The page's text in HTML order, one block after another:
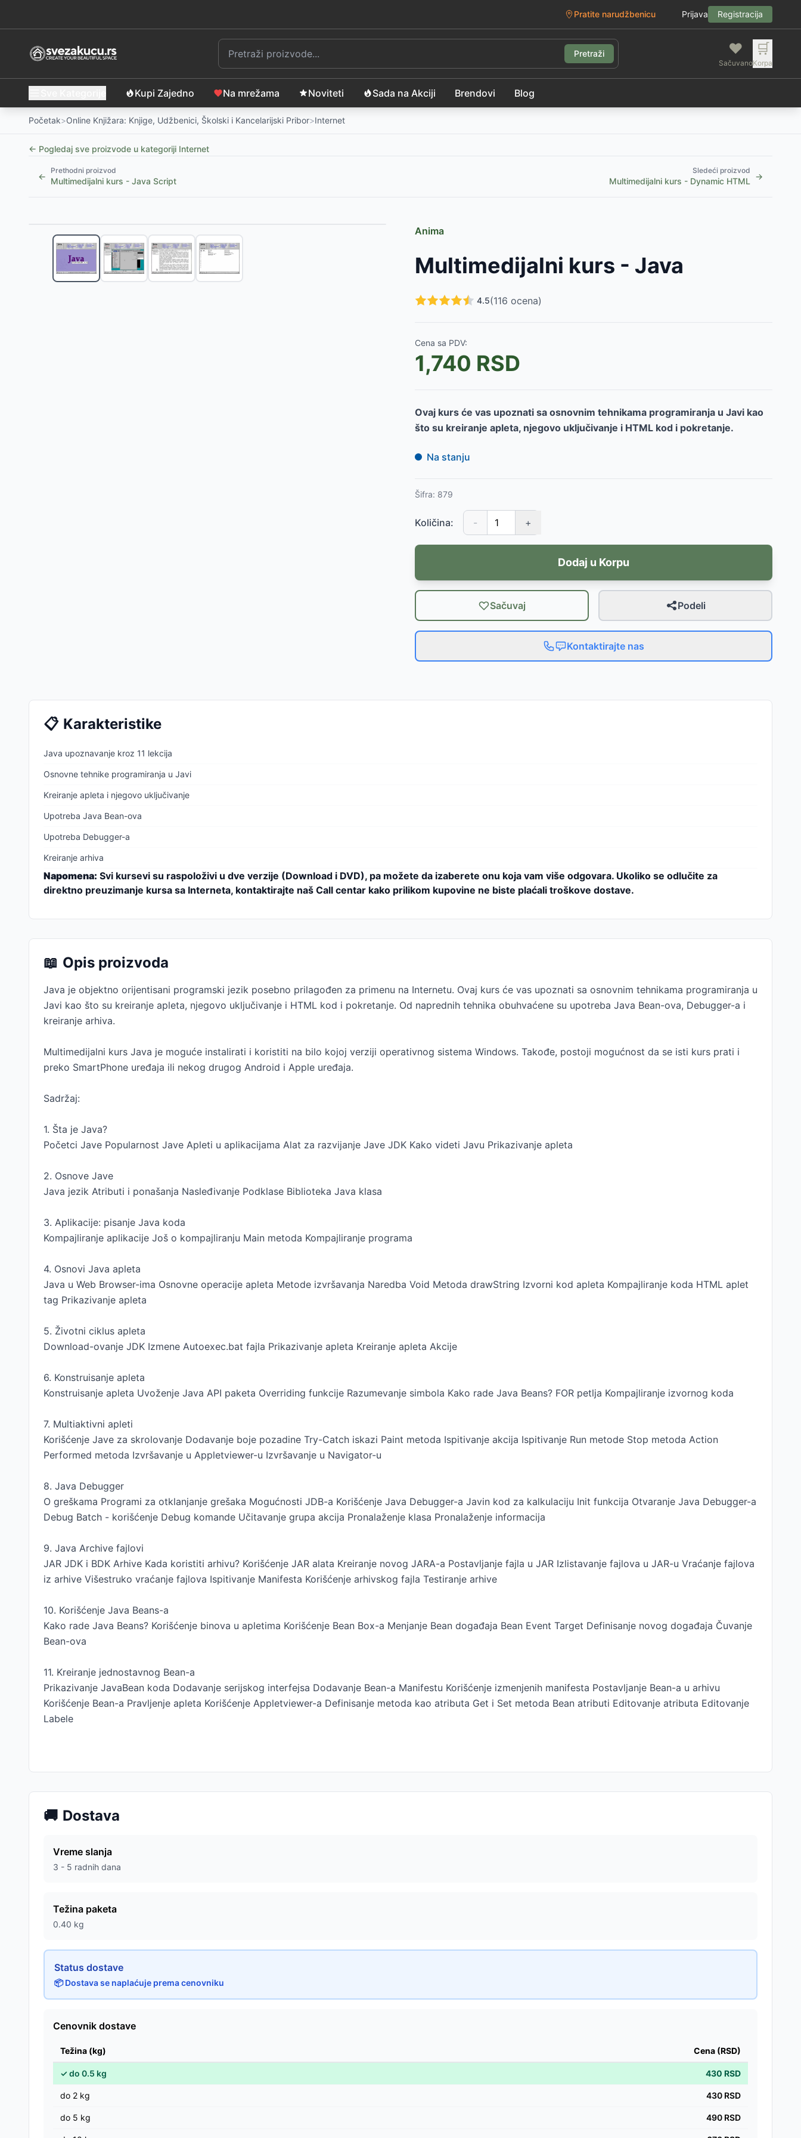
Pratite narudžbenicu Prijava Registracija
Pretraži ❤️
Sačuvano
🛒
Korpa
Kupi Zajedno Na mrežama Noviteti Sada na Akciji Brendovi Blog
Početak>Online Knjižara: Knjige, Udžbenici, Školski i Kancelarijski Pribor>Internet
← Pogledaj sve proizvode u kategoriji Internet
←
Prethodni proizvod
Multimedijalni kurs - Java Script
Sledeći proizvod
Multimedijalni kurs - Dynamic HTML →
Jesi li tu? Doli Olderton- 999RSD
Multimedijalni kurs Gmail- 1740RSD
Multimedijalni kurs YouTube-1740RSD
Anima
Multimedijalni kurs - Java
4.5(116 ocena)
Cena sa PDV:
1,740 RSD
Ovaj kurs će vas upoznati sa osnovnim tehnikama programiranja u Javi kao
što su kreiranje apleta, njegovo uključivanje i HTML kod i pokretanje.
Na stanju
Šifra: 879
Količina: - +
Dodaj u Korpu
Sačuvaj Podeli
Kontaktirajte nas
📋 Karakteristike
Java upoznavanje kroz 11 lekcija
Osnovne tehnike programiranja u Javi
Kreiranje apleta i njegovo uključivanje
Upotreba Java Bean-ova
Upotreba Debugger-a
Kreiranje arhiva
Napomena: Svi kursevi su raspoloživi u dve verzije (Download i DVD), pa možete da izaberete onu koja vam više odgovara. Ukoliko se odlučite za
direktno preuzimanje kursa sa Interneta, kontaktirajte naš Call centar kako prilikom kupovine ne biste plaćali troškove dostave.
📖 Opis proizvoda
Java je objektno orijentisani programski jezik posebno prilagođen za primenu na Internetu. Ovaj kurs će vas upoznati sa osnovnim tehnikama programiranja u
Javi kao što su kreiranje apleta, njegovo uključivanje i HTML kod i pokretanje. Od naprednih tehnika obuhvaćene su upotreba Java Bean-ova, Debugger-a i
kreiranje arhiva.
Multimedijalni kurs Java je moguće instalirati i koristiti na bilo kojoj verziji operativnog sistema Windows. Takođe, postoji mogućnost da se isti kurs prati i
preko SmartPhone uređaja ili nekog drugog Android i Apple uređaja.
Sadržaj:
1. Šta je Java?
Početci Jave Popularnost Jave Apleti u aplikacijama Alat za razvijanje Jave JDK Kako videti Javu Prikazivanje apleta
2. Osnove Jave
Java jezik Atributi i ponašanja Nasleđivanje Podklase Biblioteka Java klasa
3. Aplikacije: pisanje Java koda
Kompajliranje aplikacije Još o kompajliranju Main metoda Kompajliranje programa
4. Osnovi Java apleta
Java u Web Browser-ima Osnovne operacije apleta Metode izvršavanja Naredba Void Metoda drawString Izvorni kod apleta Kompajliranje koda HTML aplet
tag Prikazivanje apleta
5. Životni ciklus apleta
Download-ovanje JDK Izmene Autoexec.bat fajla Prikazivanje apleta Kreiranje apleta Akcije
6. Konstruisanje apleta
Konstruisanje apleta Uvoženje Java API paketa Overriding funkcije Razumevanje simbola Kako rade Java Beans? FOR petlja Kompajliranje izvornog koda
7. Multiaktivni apleti
Korišćenje Jave za skrolovanje Dodavanje boje pozadine Try-Catch iskazi Paint metoda Ispitivanje akcija Ispitivanje Run metode Stop metoda Action
Performed metoda Izvršavanje u Appletviewer-u Izvršavanje u Navigator-u
8. Java Debugger
O greškama Programi za otklanjanje grešaka Mogućnosti JDB-a Korišćenje Java Debugger-a Javin kod za kalkulaciju Init funkcija Otvaranje Java Debugger-a
Debug Batch - korišćenje Debug komande Učitavanje grupa akcija Pronalaženje klasa Pronalaženje informacija
9. Java Archive fajlovi
JAR JDK i BDK Arhive Kada koristiti arhivu? Korišćenje JAR alata Kreiranje novog JARA-a Postavljanje fajla u JAR Izlistavanje fajlova u JAR-u Vraćanje fajlova
iz arhive Višestruko vraćanje fajlova Ispitivanje Manifesta Korišćenje arhivskog fajla Testiranje arhive
10. Korišćenje Java Beans-a
Kako rade Java Beans? Korišćenje binova u apletima Korišćenje Bean Box-a Menjanje Bean događaja Bean Event Target Definisanje novog događaja Čuvanje
Bean-ova
11. Kreiranje jednostavnog Bean-a
Prikazivanje JavaBean koda Dodavanje serijskog interfejsa Dodavanje Bean-a Manifestu Korišćenje izmenjenih manifesta Postavljanje Bean-a u arhivu
Korišćenje Bean-a Pravljenje apleta Korišćenje Appletviewer-a Definisanje metoda kao atributa Get i Set metoda Bean atributi Editovanje atributa Editovanje
Labele
🚚 Dostava
Vreme slanja
3 - 5 radnih dana
Težina paketa
0.40 kg
Status dostave
📦 Dostava se naplaćuje prema cenovniku
Cenovnik dostave
Težina (kg) Cena (RSD)
✓do 0.5 kg 430 RSD
do 2 kg 430 RSD
do 5 kg 490 RSD